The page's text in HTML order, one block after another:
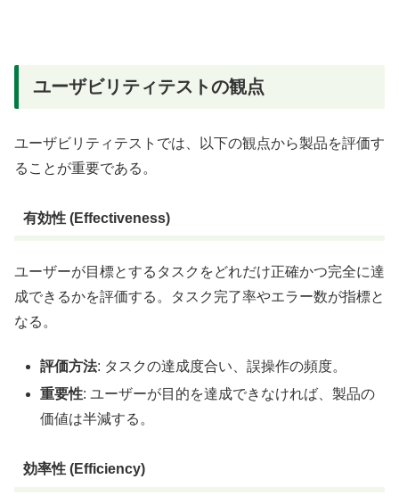
ユーザビリティテストの観点
ユーザビリティテストでは、以下の観点から製品を評価す
ることが重要である。
有効性 (Effectiveness)
ユーザーが目標とするタスクをどれだけ正確かつ完全に達
成できるかを評価する。タスク完了率やエラー数が指標と
なる。
評価方法: タスクの達成度合い、誤操作の頻度。
重要性: ユーザーが目的を達成できなければ、製品の
価値は半減する。
効率性 (Efficiency)